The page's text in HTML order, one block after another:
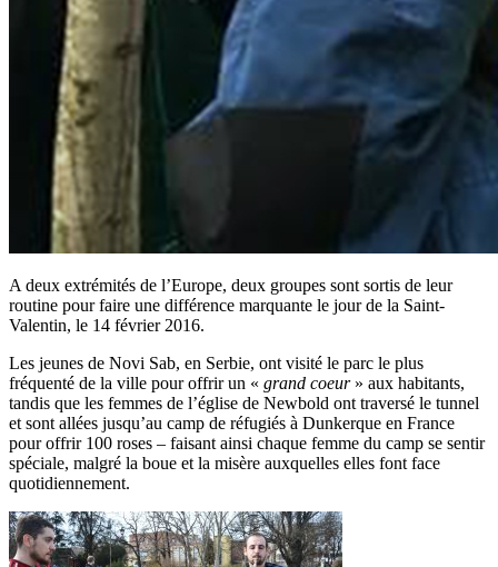
A deux extrémités de l’Europe, deux groupes sont sortis de leur
routine pour faire une différence marquante le jour de la Saint-
Valentin, le 14 février 2016.
Les jeunes de Novi Sab, en Serbie, ont visité le parc le plus
fréquenté de la ville pour offrir un « grand coeur» aux habitants,
tandis que les femmes de l’église de Newbold ont traversé le tunnel
et sont allées jusqu’au camp de réfugiés à Dunkerque en France
pour offrir 100 roses – faisant ainsi chaque femme du camp se sentir
spéciale, malgré la boue et la misère auxquelles elles font face
quotidiennement.